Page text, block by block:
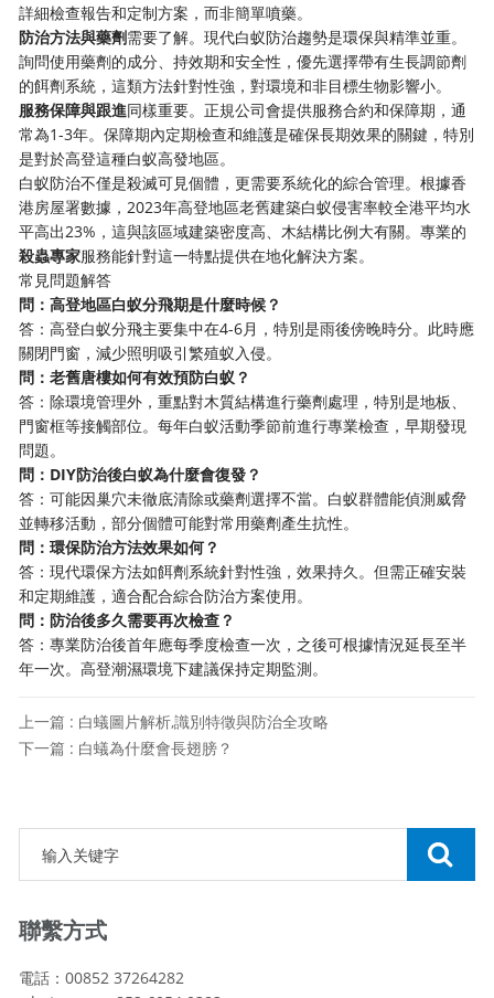
詳細檢查報告和定制方案，而非簡單噴藥。
防治方法與藥劑需要了解。現代白蚁防治趨勢是環保與精準並重。
詢問使用藥劑的成分、持效期和安全性，優先選擇帶有生長調節劑
的餌劑系統，這類方法針對性強，對環境和非目標生物影響小。
服務保障與跟進同樣重要。正規公司會提供服務合約和保障期，通
常為1-3年。保障期內定期檢查和維護是確保長期效果的關鍵，特別
是對於高登這種白蚁高發地區。
白蚁防治不僅是殺滅可見個體，更需要系統化的綜合管理。根據香
港房屋署數據，2023年高登地區老舊建築白蚁侵害率較全港平均水
平高出23%，這與該區域建築密度高、木結構比例大有關。專業的
殺蟲專家服務能針對這一特點提供在地化解決方案。
常見問題解答
問：高登地區白蚁分飛期是什麼時候？
答：高登白蚁分飛主要集中在4-6月，特別是雨後傍晚時分。此時應
關閉門窗，減少照明吸引繁殖蚁入侵。
問：老舊唐樓如何有效預防白蚁？
答：除環境管理外，重點對木質結構進行藥劑處理，特別是地板、
門窗框等接觸部位。每年白蚁活動季節前進行專業檢查，早期發現
問題。
問：DIY防治後白蚁為什麼會復發？
答：可能因巢穴未徹底清除或藥劑選擇不當。白蚁群體能偵測威脅
並轉移活動，部分個體可能對常用藥劑產生抗性。
問：環保防治方法效果如何？
答：現代環保方法如餌劑系統針對性強，效果持久。但需正確安裝
和定期維護，適合配合綜合防治方案使用。
問：防治後多久需要再次檢查？
答：專業防治後首年應每季度檢查一次，之後可根據情況延長至半
年一次。高登潮濕環境下建議保持定期監測。
上一篇 : 白蟻圖片解析,識別特徵與防治全攻略
下一篇 : 白蟻為什麼會長翅膀？
聯繫方式
電話：00852 37264282